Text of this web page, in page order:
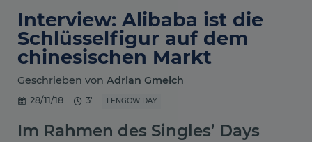
Interview: Alibaba ist die
Schlüsselfigur auf dem
chinesischen Markt
Geschrieben von Adrian Gmelch
28/11/18 3' LENGOW DAY
Im Rahmen des Singles’ Days